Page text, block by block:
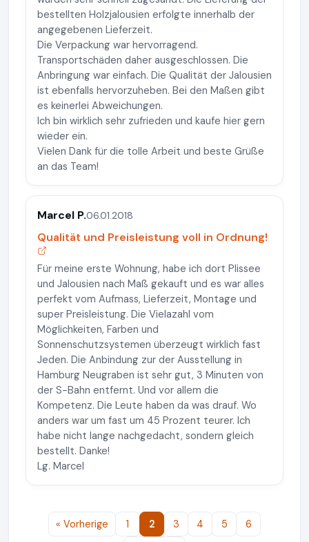
bestellten Holzjalousien erfolgte innerhalb der
angegebenen Lieferzeit.
Die Verpackung war hervorragend.
Transportschäden daher ausgeschlossen. Die
Anbringung war einfach. Die Qualität der Jalousien
ist ebenfalls hervorzuheben. Bei den Maßen gibt
es keinerlei Abweichungen.
Ich bin wirklich sehr zufrieden und kaufe hier gern
wieder ein.
Vielen Dank für die tolle Arbeit und beste Grüße
an das Team!
Marcel P.06.01.2018
Qualität und Preisleistung voll in Ordnung!
Für meine erste Wohnung, habe ich dort Plissee
und Jalousien nach Maß gekauft und es war alles
perfekt vom Aufmass, Lieferzeit, Montage und
super Preisleistung. Die Vielazahl vom
Möglichkeiten, Farben und
Sonnenschutzsystemen überzeugt wirklich fast
Jeden. Die Anbindung zur der Ausstellung in
Hamburg Neugraben ist sehr gut, 3 Minuten von
der S-Bahn entfernt. Und vor allem die
Kompetenz. Die Leute haben da was drauf. Wo
anders war um fast um 45 Prozent teurer. Ich
habe nicht lange nachgedacht, sondern gleich
bestellt. Danke!
Lg. Marcel
« Vorherige 1 2 3 4 5
6